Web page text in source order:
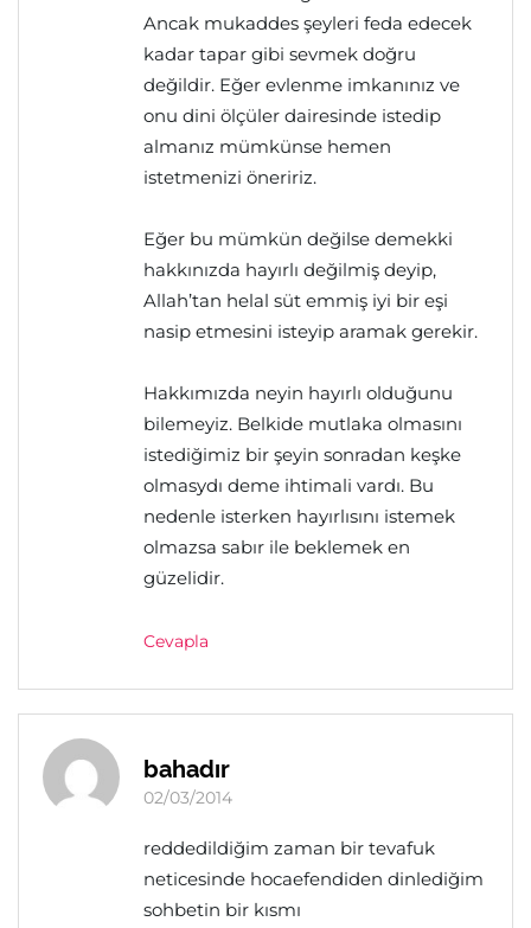
Ancak mukaddes şeyleri feda edecek
kadar tapar gibi sevmek doğru
değildir. Eğer evlenme imkanınız ve
onu dini ölçüler dairesinde istedip
almanız mümkünse hemen
istetmenizi öneririz.
Eğer bu mümkün değilse demekki
hakkınızda hayırlı değilmiş deyip,
Allah’tan helal süt emmiş iyi bir eşi
nasip etmesini isteyip aramak gerekir.
Hakkımızda neyin hayırlı olduğunu
bilemeyiz. Belkide mutlaka olmasını
istediğimiz bir şeyin sonradan keşke
olmasydı deme ihtimali vardı. Bu
nedenle isterken hayırlısını istemek
olmazsa sabır ile beklemek en
güzelidir.
Cevapla
bahadır
02/03/2014
reddedildiğim zaman bir tevafuk
neticesinde hocaefendiden dinlediğim
sohbetin bir kısmı